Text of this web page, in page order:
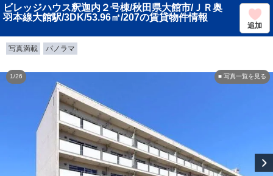
ビレッジハウス釈迦内２号棟/秋田県大館市/ＪＲ奥
羽本線大館駅/3DK/53.96㎡/207の賃貸物件情報
追加
写真満載 パノラマ
■ 写真一覧を見る
1/26